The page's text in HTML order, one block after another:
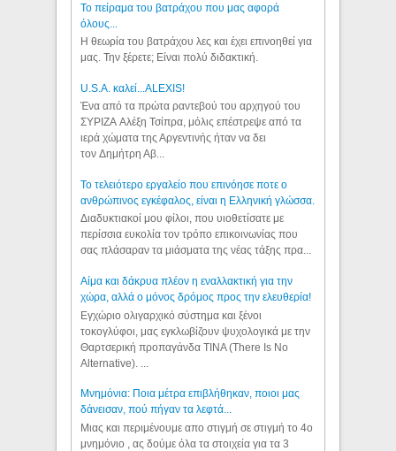
Το πείραμα του βατράχου που μας αφορά
όλους...
Η θεωρία του βατράχου λες και έχει επινοηθεί για
μας. Την ξέρετε; Είναι πολύ διδακτική.
U.S.A. καλεί...ALEXIS!
Ένα από τα πρώτα ραντεβού του αρχηγού του
ΣΥΡΙΖΑ Αλέξη Τσίπρα, μόλις επέστρεψε από τα
ιερά χώματα της Αργεντινής ήταν να δει
τον Δημήτρη Αβ...
Το τελειότερο εργαλείο που επινόησε ποτε ο
ανθρώπινος εγκέφαλος, είναι η Ελληνική γλώσσα.
Διαδυκτιακοί μου φίλοι, που υιοθετίσατε με
περίσσια ευκολία τον τρόπο επικοινωνίας που
σας πλάσαραν τα μιάσματα της νέας τάξης πρα...
Αίμα και δάκρυα πλέον η εναλλακτική για την
χώρα, αλλά ο μόνος δρόμος προς την ελευθερία!
Εγχώριο ολιγαρχικό σύστημα και ξένοι
τοκογλύφοι, μας εγκλωβίζουν ψυχολογικά με την
Θαρτσερική προπαγάνδα TINA (There Is No
Alternative). ...
Μνημόνια: Ποια μέτρα επιβλήθηκαν, ποιοι μας
δάνεισαν, πού πήγαν τα λεφτά...
Μιας και περιμένουμε απο στιγμή σε στιγμή το 4ο
μνημόνιο , ας δούμε όλα τα στοιχεία για τα 3